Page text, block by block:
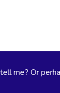
me? Or